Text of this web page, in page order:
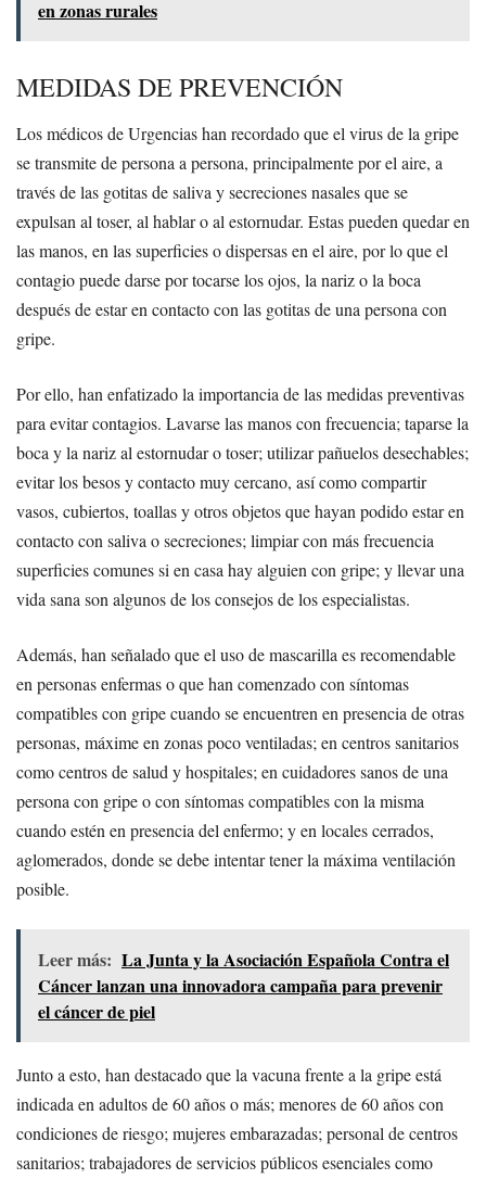
en zonas rurales
MEDIDAS DE PREVENCIÓN
Los médicos de Urgencias han recordado que el virus de la gripe
se transmite de persona a persona, principalmente por el aire, a
través de las gotitas de saliva y secreciones nasales que se
expulsan al toser, al hablar o al estornudar. Estas pueden quedar en
las manos, en las superficies o dispersas en el aire, por lo que el
contagio puede darse por tocarse los ojos, la nariz o la boca
después de estar en contacto con las gotitas de una persona con
gripe.
Por ello, han enfatizado la importancia de las medidas preventivas
para evitar contagios. Lavarse las manos con frecuencia; taparse la
boca y la nariz al estornudar o toser; utilizar pañuelos desechables;
evitar los besos y contacto muy cercano, así como compartir
vasos, cubiertos, toallas y otros objetos que hayan podido estar en
contacto con saliva o secreciones; limpiar con más frecuencia
superficies comunes si en casa hay alguien con gripe; y llevar una
vida sana son algunos de los consejos de los especialistas.
Además, han señalado que el uso de mascarilla es recomendable
en personas enfermas o que han comenzado con síntomas
compatibles con gripe cuando se encuentren en presencia de otras
personas, máxime en zonas poco ventiladas; en centros sanitarios
como centros de salud y hospitales; en cuidadores sanos de una
persona con gripe o con síntomas compatibles con la misma
cuando estén en presencia del enfermo; y en locales cerrados,
aglomerados, donde se debe intentar tener la máxima ventilación
posible.
Leer más: La Junta y la Asociación Española Contra el
Cáncer lanzan una innovadora campaña para prevenir
el cáncer de piel
Junto a esto, han destacado que la vacuna frente a la gripe está
indicada en adultos de 60 años o más; menores de 60 años con
condiciones de riesgo; mujeres embarazadas; personal de centros
sanitarios; trabajadores de servicios públicos esenciales como